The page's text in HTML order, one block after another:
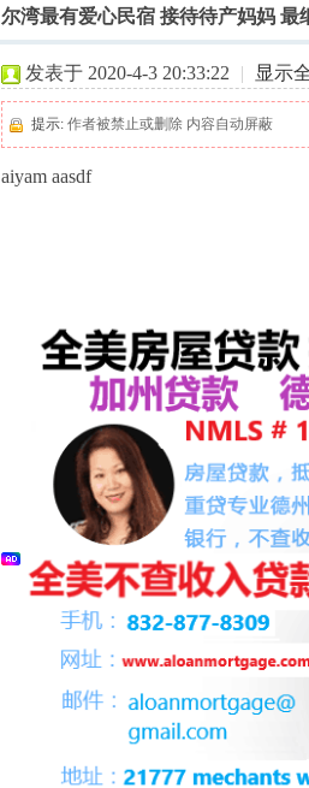
›
尔湾最有爱心民宿 接待待产妈妈 最
发表于 2020-4-3 20:33:22 | 显示
提示: 作者被禁止或删除 内容自动屏蔽
aiyam aasdf